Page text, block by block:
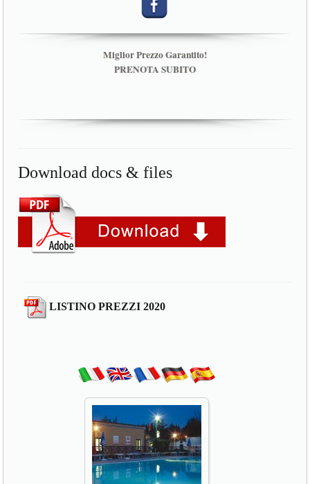
Miglior Prezzo Garantito!
PRENOTA SUBITO
Download docs & files
LISTINO PREZZI 2020